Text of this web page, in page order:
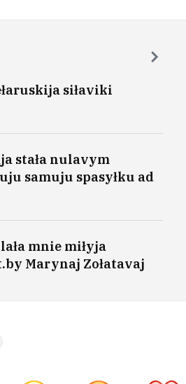
siłaviki
stała nulavym
samuju spasyłku ad
mnie miłyja
Marynaj Zołatavaj